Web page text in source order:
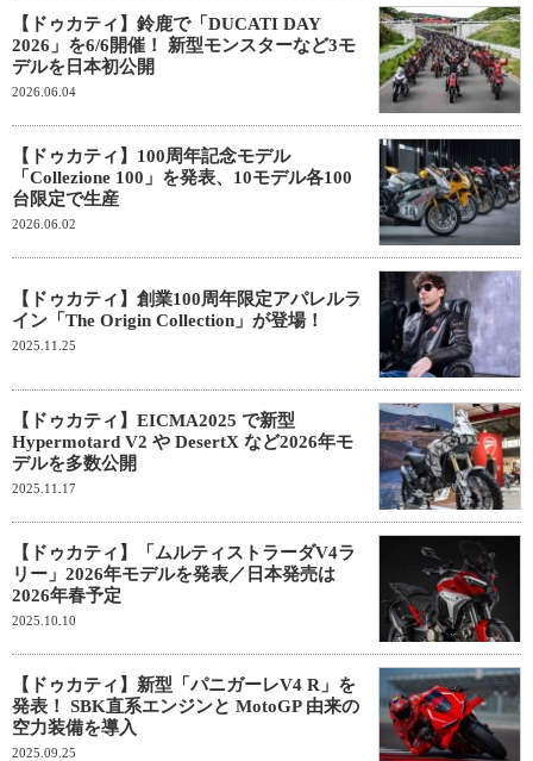
【ドゥカティ】鈴鹿で「DUCATI DAY
2026」を6/6開催！ 新型モンスターなど3モ
デルを日本初公開
2026.06.04
【ドゥカティ】100周年記念モデル
「Collezione 100」を発表、10モデル各100
台限定で生産
2026.06.02
【ドゥカティ】創業100周年限定アパレルラ
イン「The Origin Collection」が登場！
2025.11.25
【ドゥカティ】EICMA2025 で新型
Hypermotard V2 や DesertX など2026年モ
デルを多数公開
2025.11.17
【ドゥカティ】「ムルティストラーダV4ラ
リー」2026年モデルを発表／日本発売は
2026年春予定
2025.10.10
【ドゥカティ】新型「パニガーレV4 R」を
発表！ SBK直系エンジンと MotoGP 由来の
空力装備を導入
2025.09.25